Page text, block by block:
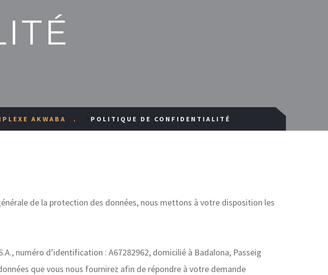
AKWABA POLITIQUE DE CONFIDENTIALITÉ
de la protection des données, nous mettons à votre disposition les
numéro d’identification : A67282962, domicilié à Badalona, Passeig
que vous nous fournirez afin de répondre à votre demande